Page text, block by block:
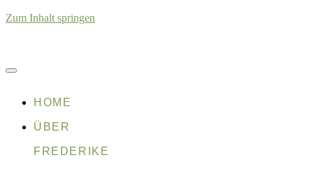
Zum Inhalt springen
HOME
ÜBER
FREDERIKE